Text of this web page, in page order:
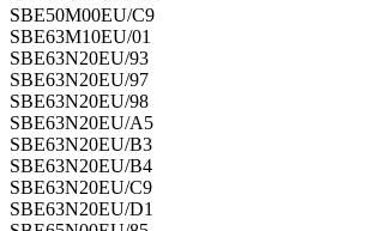
SBE50M00EU/C9
SBE63M10EU/01
SBE63N20EU/93
SBE63N20EU/97
SBE63N20EU/98
SBE63N20EU/A5
SBE63N20EU/B3
SBE63N20EU/B4
SBE63N20EU/C9
SBE63N20EU/D1